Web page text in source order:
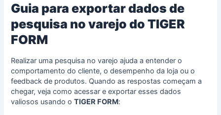
Guia para exportar dados de
pesquisa no varejo do TIGER
FORM
Realizar uma pesquisa no varejo ajuda a entender o
comportamento do cliente, o desempenho da loja ou o
feedback de produtos. Quando as respostas começam a
chegar, veja como acessar e exportar esses dados
valiosos usando oTIGER FORM: